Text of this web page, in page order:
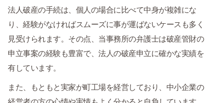
法人破産の手続は、個人の場合に比べて中身が複雑にな
り、経験がなければスムーズに事が運ばないケースも多く
見受けられます。その点、当事務所の弁護士は破産管財の
申立事案の経験も豊富で、法人の破産申立に確かな実績を
有しています。
また、もともと実家が町工場を経営しており、中小企業の